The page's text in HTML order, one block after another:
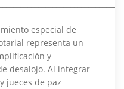
especial de
representa un
y
desalojo. Al integrar
jueces de paz